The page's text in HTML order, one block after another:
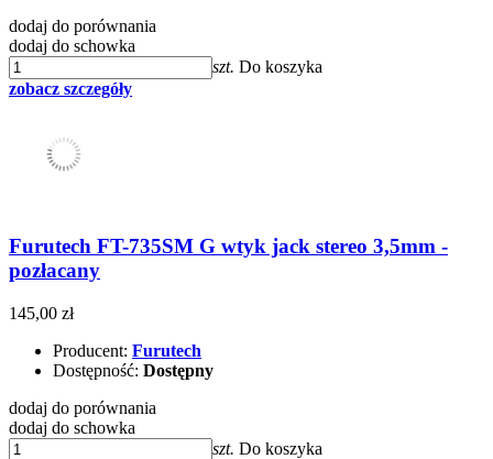
dodaj do porównania
dodaj do schowka
szt. Do koszyka
zobacz szczegóły
Furutech FT-735SM G wtyk jack stereo 3,5mm -
pozłacany
145,00 zł
Producent: Furutech
Dostępność: Dostępny
dodaj do porównania
dodaj do schowka
szt. Do koszyka